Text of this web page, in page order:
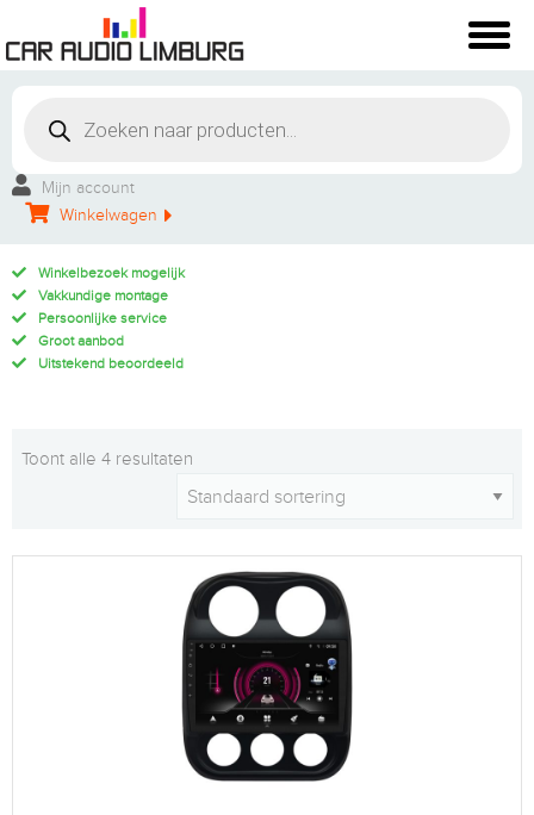
Mijn account
Winkelwagen
Winkelbezoek mogelijk
Vakkundige montage
Persoonlijke service
Groot aanbod
Uitstekend beoordeeld
Toont alle 4 resultaten